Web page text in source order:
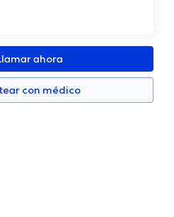
ahora
con médico